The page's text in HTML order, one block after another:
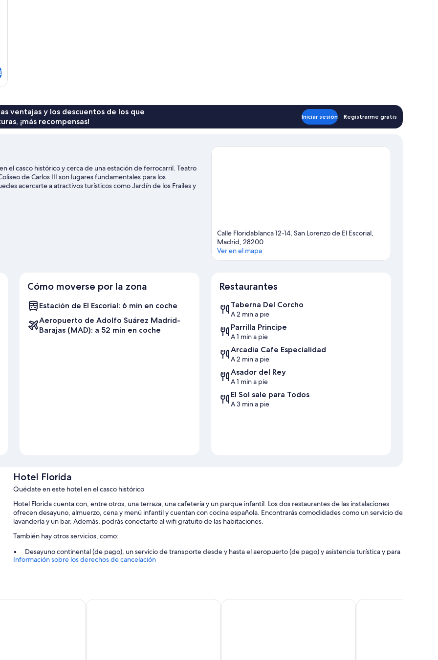
ventajas y los descuentos de los que
¡más recompensas!
Iniciar sesión Registrarme gratis
el casco histórico y cerca de una estación de ferrocarril. Teatro
de Carlos III son lugares fundamentales para los
acercarte a atractivos turísticos como Jardín de los Frailes y
Torre también merecen la pena. ¡Saca los palos y mejora tu
Calle Floridablanca 12-14, San Lorenzo de El Escorial,
Madrid, 28200
Ver en el mapa
Cómo moverse por la zona
Estación de El Escorial: 6 min en coche
Aeropuerto de Adolfo Suárez Madrid-
Barajas (MAD): a 52 min en coche
Restaurantes
Taberna Del Corcho
A 2 min a pie
Parrilla Principe
A 1 min a pie
Arcadia Cafe Especialidad
A 2 min a pie
Asador del Rey
A 1 min a pie
El Sol sale para Todos
A 3 min a pie
Hotel Florida
Quédate en este hotel en el casco histórico
Hotel Florida cuenta con, entre otros, una terraza, una cafetería y un parque infantil. Los dos restaurantes de las instalaciones
ofrecen desayuno, almuerzo, cena y menú infantil y cuentan con cocina española. Encontrarás comodidades como un servicio de
lavandería y un bar. Además, podrás conectarte al wifi gratuito de las habitaciones.
También hay otros servicios, como:
Desayuno continental (de pago), un servicio de transporte desde y hasta el aeropuerto (de pago) y asistencia turística y para
la compra de entradas
Características de la habitación
Información sobre los derechos de cancelación
Cruz Hospedium Hotel Los Lanceros Hotel Galaico Dorma Victoria Palace